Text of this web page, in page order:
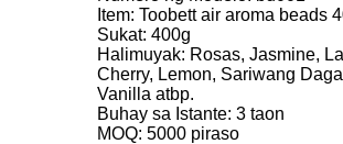
Item: Toobett air aroma beads
Sukat: 400g
Halimuyak: Rosas, Jasmine,
Cherry, Lemon, Sariwang
Vanilla atbp.
Buhay sa Istante: 3 taon
MOQ: 5000 piraso